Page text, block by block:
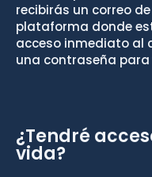
recibirás un correo de
plataforma donde
acceso inmediato al
una contraseña para
¿Tendré
vida?